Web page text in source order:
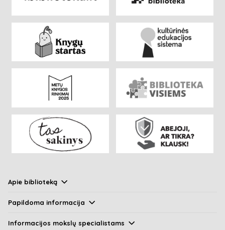
Apie biblioteką
Papildoma informacija
Informacijos mokslų specialistams